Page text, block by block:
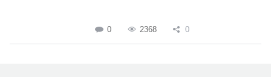
0 2368 0